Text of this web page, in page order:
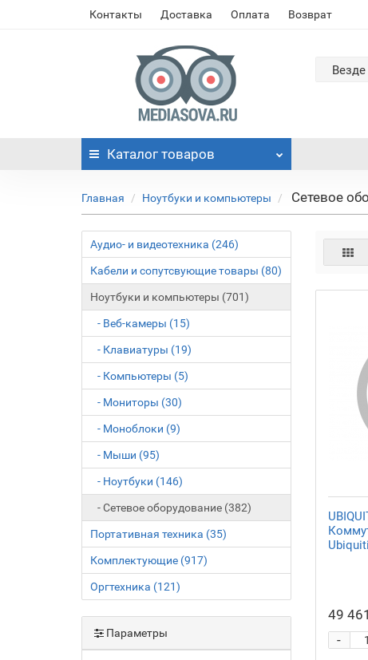
Контакты Доставка Оплата Возврат
Везде
Каталог товаров
Главная Ноутбуки и компьютеры Сетевое
Аудио- и видеотехника (246)
Кабели и сопутсвующие товары (80)
Ноутбуки и компьютеры (701)
- Веб-камеры (15)
- Клавиатуры (19)
- Компьютеры (5)
- Мониторы (30)
- Моноблоки (9)
- Мыши (95)
- Ноутбуки (146)
- Сетевое оборудование (382)
Портативная техника (35)
Комплектующие (917)
Оргтехника (121)
Параметры
Ubiquiti
49
-